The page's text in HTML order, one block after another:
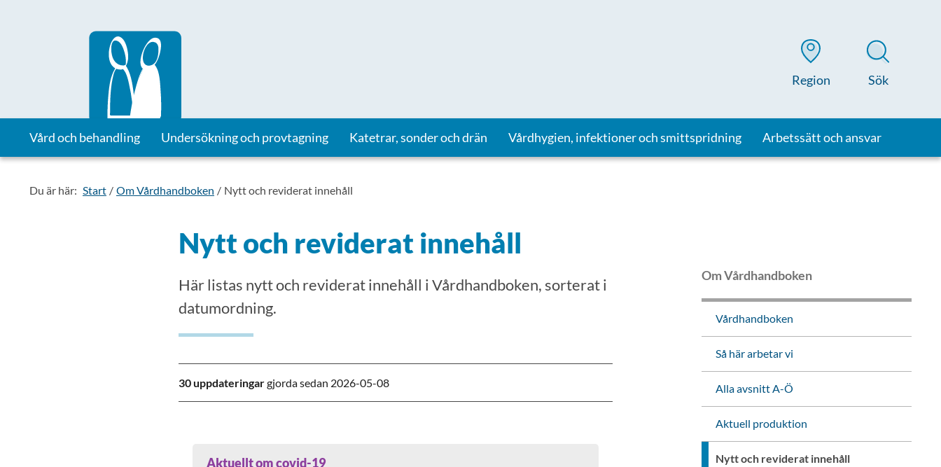
Till startsidan för Vårdhandboken
Region Sök
Vård och behandling Undersökning och provtagning Katetrar, sonder och drän Vårdhygien, infektioner och smittspridning Arbetssätt och ansvar
Du är här: Start Om Vårdhandboken Nytt och reviderat innehåll
Nytt och reviderat innehåll
Här listas nytt och reviderat innehåll i Vårdhandboken, sorterat i
datumordning.
30uppdateringargjorda sedan 2026-05-08
Aktuellt om covid-19
Om Vårdhandboken
Vårdhandboken
Så här arbetar vi
Alla avsnitt A-Ö
Aktuell produktion
Nytt och reviderat innehåll